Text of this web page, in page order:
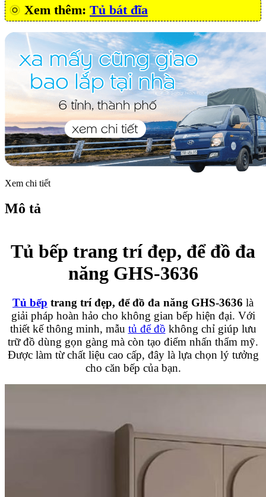
Xem thêm: Tủ bát đĩa
Xem chi tiết
Mô tả
Tủ bếp trang trí đẹp, để đồ đa
năng GHS-3636
Tủ bếp trang trí đẹp, để đồ đa năng GHS-3636 là
giải pháp hoàn hảo cho không gian bếp hiện đại. Với
thiết kế thông minh, mẫu tủ để đồ không chỉ giúp lưu
trữ đồ dùng gọn gàng mà còn tạo điểm nhấn thẩm mỹ.
Được làm từ chất liệu cao cấp, đây là lựa chọn lý tưởng
cho căn bếp của bạn.